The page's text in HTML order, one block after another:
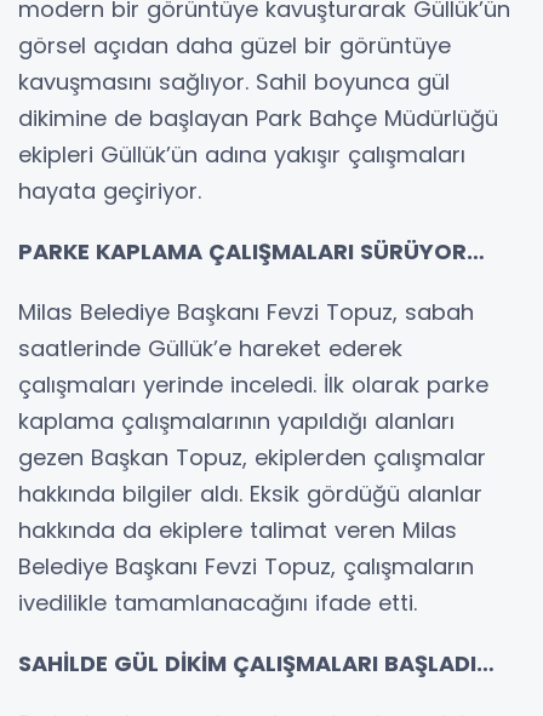
modern bir görüntüye kavuşturarak Güllük’ün
görsel açıdan daha güzel bir görüntüye
kavuşmasını sağlıyor. Sahil boyunca gül
dikimine de başlayan Park Bahçe Müdürlüğü
ekipleri Güllük’ün adına yakışır çalışmaları
hayata geçiriyor.
PARKE KAPLAMA ÇALIŞMALARI SÜRÜYOR…
Milas Belediye Başkanı Fevzi Topuz, sabah
saatlerinde Güllük’e hareket ederek
çalışmaları yerinde inceledi. İlk olarak parke
kaplama çalışmalarının yapıldığı alanları
gezen Başkan Topuz, ekiplerden çalışmalar
hakkında bilgiler aldı. Eksik gördüğü alanlar
hakkında da ekiplere talimat veren Milas
Belediye Başkanı Fevzi Topuz, çalışmaların
ivedilikle tamamlanacağını ifade etti.
SAHİLDE GÜL DİKİM ÇALIŞMALARI BAŞLADI…